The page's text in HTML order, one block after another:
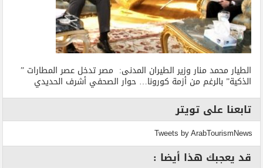
الطيار محمد منار وزير الطيران المدنى: مصر تدخل عصر المطارات ”
الذكية” بالرغم من أزمة كورونا… حوار الصحفي أشرف الحديدي
تابعنا على تويتر
Tweets by ArabTourismNews
قد يعجبك هذا أيضا :